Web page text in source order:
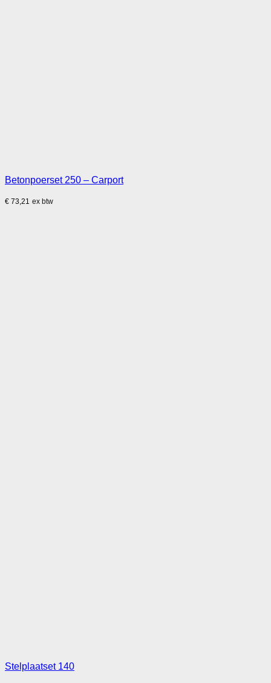
Betonpoerset 250 – Carport
€ 73,21 ex btw
Stelplaatset 140